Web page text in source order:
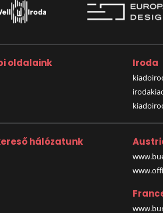
oldalaink Iroda
hálózatunk